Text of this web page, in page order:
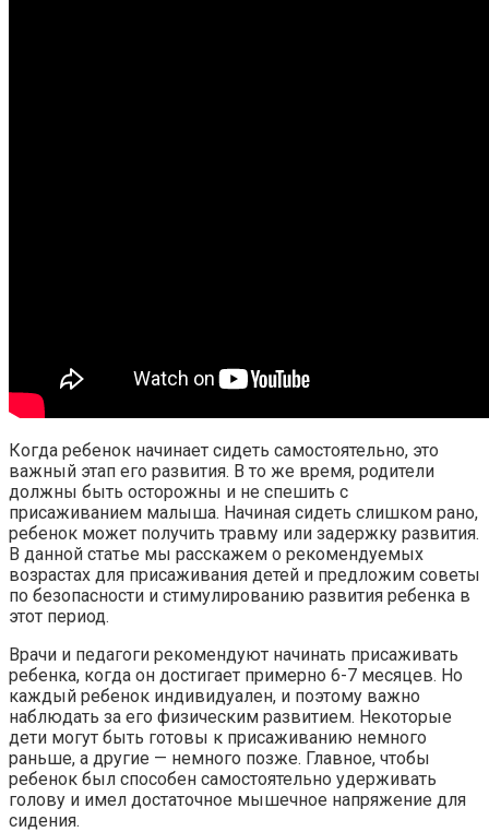
Когда ребенок начинает сидеть самостоятельно, это
важный этап его развития. В то же время, родители
должны быть осторожны и не спешить с
присаживанием малыша. Начиная сидеть слишком рано,
ребенок может получить травму или задержку развития.
В данной статье мы расскажем о рекомендуемых
возрастах для присаживания детей и предложим советы
по безопасности и стимулированию развития ребенка в
этот период.
Врачи и педагоги рекомендуют начинать присаживать
ребенка, когда он достигает примерно 6-7 месяцев. Но
каждый ребенок индивидуален, и поэтому важно
наблюдать за его физическим развитием. Некоторые
дети могут быть готовы к присаживанию немного
раньше, а другие — немного позже. Главное, чтобы
ребенок был способен самостоятельно удерживать
голову и имел достаточное мышечное напряжение для
сидения.